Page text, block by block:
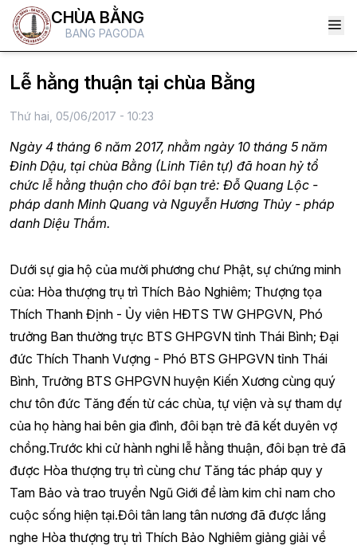
CHÙA BẰNG
BANG PAGODA
Lễ hằng thuận tại chùa Bằng
Thứ hai, 05/06/2017 - 10:23
Ngày 4 tháng 6 năm 2017, nhằm ngày 10 tháng 5 năm
Đinh Dậu, tại chùa Bằng (Linh Tiên tự) đã hoan hỷ tổ
chức lễ hằng thuận cho đôi bạn trẻ: Đỗ Quang Lộc -
pháp danh Minh Quang và Nguyễn Hương Thủy - pháp
danh Diệu Thắm.
Dưới sự gia hộ của mười phương chư Phật, sự chứng minh
của: Hòa thượng trụ trì Thích Bảo Nghiêm; Thượng tọa
Thích Thanh Định - Ủy viên HĐTS TW GHPGVN, Phó
trưởng Ban thường trực BTS GHPGVN tỉnh Thái Bình; Đại
đức Thích Thanh Vượng - Phó BTS GHPGVN tỉnh Thái
Bình, Trưởng BTS GHPGVN huyện Kiến Xương cùng quý
chư tôn đức Tăng đến từ các chùa, tự viện và sự tham dự
của họ hàng hai bên gia đình, đôi bạn trẻ đã kết duyên vợ
chồng.Trước khi cử hành nghi lễ hằng thuận, đôi bạn trẻ đã
được Hòa thượng trụ trì cùng chư Tăng tác pháp quy y
Tam Bảo và trao truyền Ngũ Giới để làm kim chỉ nam cho
cuộc sống hiện tại.Đôi tân lang tân nương đã được lắng
nghe Hòa thượng trụ trì Thích Bảo Nghiêm giảng giải về